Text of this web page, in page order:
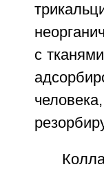
с